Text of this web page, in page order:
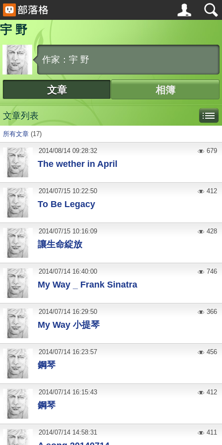
宇 野
作家：宇 野
文章 相簿
文章列表
所有文章 (17)
The wether in April
2014/08/14 09:28:32 679
To Be Legacy
2014/07/15 10:22:50 412
讓生命綻放
2014/07/15 10:16:09 428
My Way _ Frank Sinatra
2014/07/14 16:40:00 746
My Way 小提琴
2014/07/14 16:29:50 366
鋼琴
2014/07/14 16:23:57 456
鋼琴
2014/07/14 16:15:43 412
2014/07/14 14:58:31 411